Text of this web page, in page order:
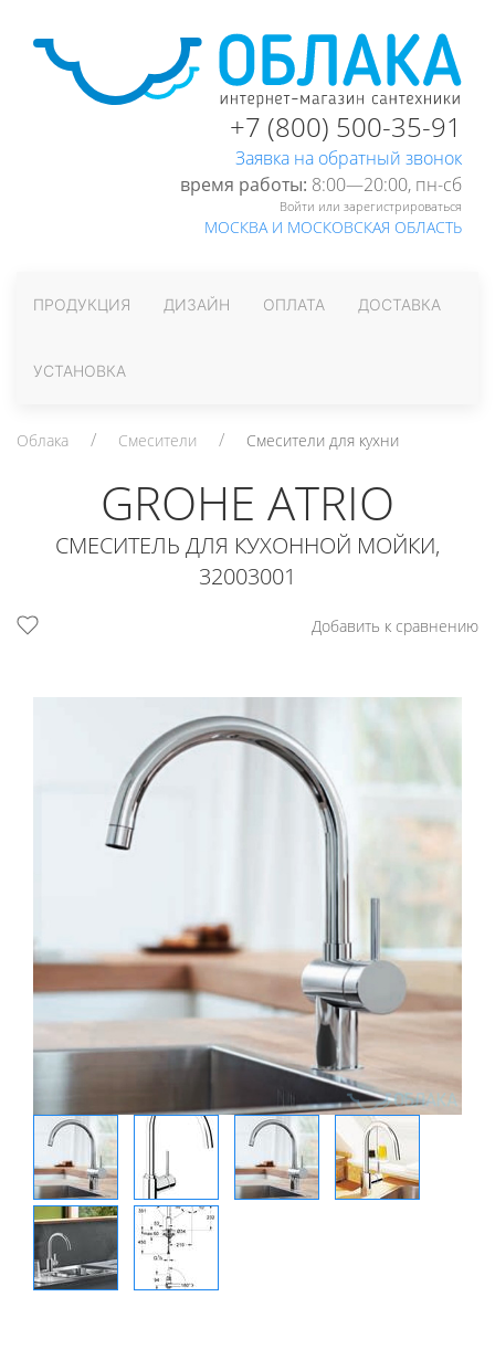
+7 (800) 500-35-91
Заявка на обратный звонок
время работы: 8:00—20:00, пн-cб
Войти или зарегистрироваться
МОСКВА И МОСКОВСКАЯ ОБЛАСТЬ
ПРОДУКЦИЯ ДИЗАЙН ОПЛАТА ДОСТАВКА
УСТАНОВКА
Облака Смесители Смесители для кухни
GROHE ATRIO
СМЕСИТЕЛЬ ДЛЯ КУХОННОЙ МОЙКИ,
32003001
Добавить к сравнению